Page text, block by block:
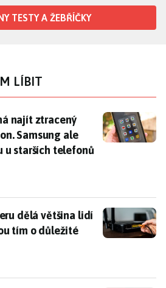
TESTY A ŽEBŘÍČKY
LÍBIT
najít ztracený nebo ukradený
najít ztracený
Samsung ale
u starších telefonů
dělá většina lidí stejnou
dělá většina lidí
tím o důležité